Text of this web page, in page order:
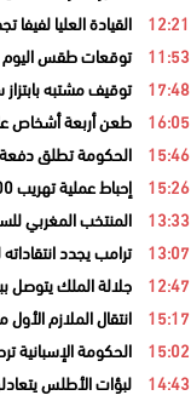
12:21 القيادة العليا لفيفا
11:53 توقعات طقس اليوم
17:48 توقيف مشتبه
16:05 طعن أربعة أشخاص
15:46 الحكومة تطلق دفعة
15:26 إحباط عملية تهريب 7300 قرص“إكستازي”وتوقيف شخصين بأكادير وأيت ملول
13:33 المنتخب المغربي
13:07 ترامب يجدد
12:47 جلالة الملك يتوصل
15:17 انتقال الملازم
15:02 الحكومة الإسبانية ترصد 25 مليون يورو للقاصرين الذين
14:43 لبؤات الأطلس